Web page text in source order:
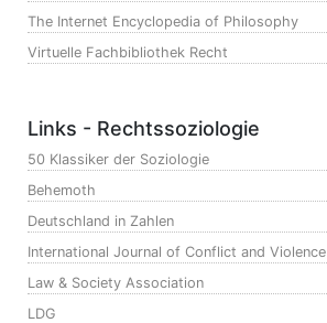
The Internet Encyclopedia of Philosophy
Virtuelle Fachbibliothek Recht
Links - Rechtssoziologie
50 Klassiker der Soziologie
Behemoth
Deutschland in Zahlen
International Journal of Conflict and Violence
Law & Society Association
LDG